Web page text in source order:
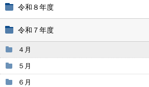
令和８年度
令和７年度
４月
５月
６月